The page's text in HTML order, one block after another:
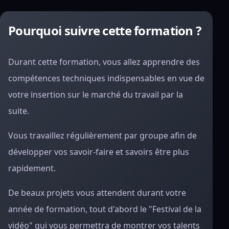
Pourquoi suivre cette formation ?
Durant cette formation, vous allez apprendre des
compétences techniques indispensables en vue de
votre insertion sur le marché du travail par la
suite.
Vous travaillez régulièrement par groupe afin de
développer vos savoir-faire et savoirs être plus
rapidement.
De beaux projets vous attendent durant votre
année de formation, tout d'abord le "Festival de la
vidéo" qui vous permettra de montrer vos talents